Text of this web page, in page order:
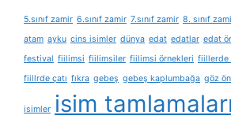
5.sınıf zamir 6.sınıf zamir 7.sınıf zamir 8. sınıf
atam ayku cins isimler dünya edat edatlar edat
festival fiilimsi fiilimsiler fiilimsi örnekleri fiillerde
fiillrde çatı fıkra gebeş gebeş kaplumbağa göz
isimler isim tamlamaları